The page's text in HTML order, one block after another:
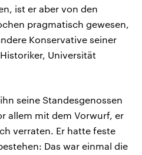
ist er aber von den
pragmatisch gewesen,
Konservative seiner
Universität
seine Standesgenossen
allem mit dem Vorwurf, er
verraten. Er hatte feste
Das war einmal die